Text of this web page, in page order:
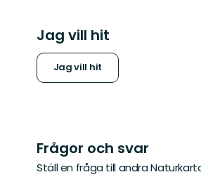
Jag vill hit
Jag vill hit
Frågor och svar
Ställ en fråga till andra